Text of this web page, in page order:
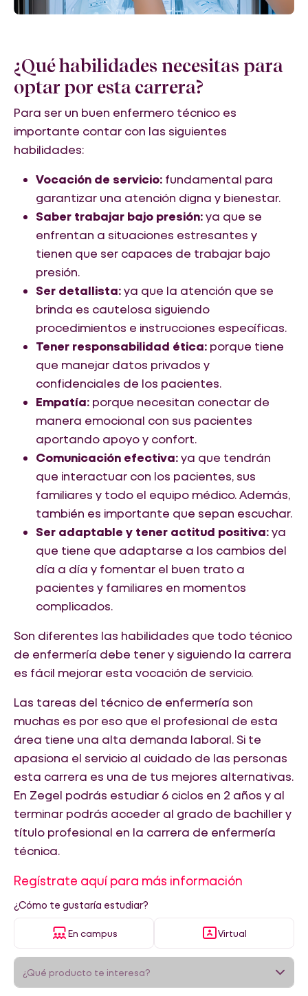
¿Qué habilidades necesitas para
optar por esta carrera?
Para ser un buen enfermero técnico es
importante contar con las siguientes
habilidades:
Vocación de servicio: fundamental para
garantizar una atención digna y bienestar.
Saber trabajar bajo presión:ya que se
enfrentan a situaciones estresantes y
tienen que ser capaces de trabajar bajo
presión.
Ser detallista:ya que la atención que se
brinda es cautelosa siguiendo
procedimientos e instrucciones específicas.
Tener responsabilidad ética: porque tiene
que manejar datos privados y
confidenciales de los pacientes.
Empatía: porque necesitan conectar de
manera emocional con sus pacientes
aportando apoyo y confort.
Comunicación efectiva:ya que tendrán
que interactuar con los pacientes, sus
familiares y todo el equipo médico. Además,
también es importante que sepan escuchar.
Ser adaptable y tener actitud positiva:ya
que tiene que adaptarse a los cambios del
día a día y fomentar el buen trato a
pacientes y familiares en momentos
complicados.
Son diferentes las habilidades que todo técnico
de enfermería debe tener y siguiendo la carrera
es fácil mejorar esta vocación de servicio.
Las tareas del técnico de enfermería son
muchas es por eso que el profesional de esta
área tiene una alta demanda laboral. Si te
apasiona el servicio al cuidado de las personas
esta carrera es una de tus mejores alternativas.
En Zegel podrás estudiar 6 ciclos en 2 años y al
terminar podrás acceder al grado de bachiller y
título profesional en la carrera de enfermería
técnica.
Regístrate aquí para más información
¿Cómo te gustaría estudiar?
En campus Virtual